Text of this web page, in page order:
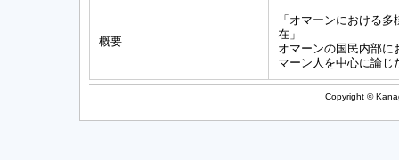
概要
「オマーンにおける
在」
オマーンの国民内部
マーン人を中心に論じ
Copyright ©